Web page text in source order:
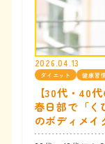
2026.04.13
ダイエット 健康習
【30代・40
春日部で「く
のボディメイ